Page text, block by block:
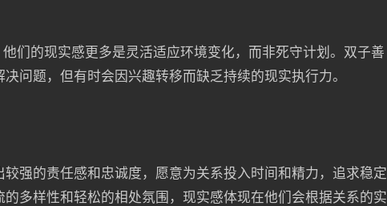
们的现实感更多是灵活适应环境变化，而非死守计划。双子善
问题，但有时会因兴趣转移而缺乏持续的现实执行力。
强的责任感和忠诚度，愿意为关系投入时间和精力，追求稳定
多样性和轻松的相处氛围，现实感体现在他们会根据关系的实